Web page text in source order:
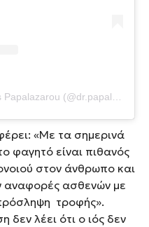
«Με τα σημερινά
φαγητό είναι πιθανός
στον άνθρωπο και
αναφορές ασθενών με
τροφής».
δεν λέει ότι ο ιός δεν